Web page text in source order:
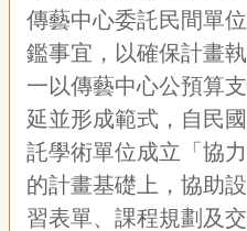
R
S
S
傳藝中心委託民間單
鑑事宜，以確保計畫
一以傳藝中心公預算
延並形成範式，自民
託學術單位成立「協
的計畫基礎上，協助
習表單、課程規劃及